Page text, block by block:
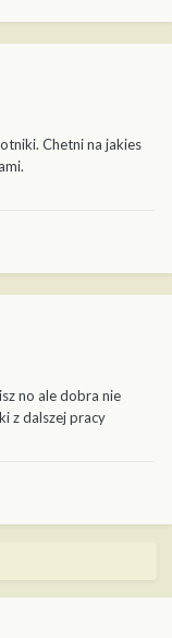
Chetni na jakies
no ale dobra nie
z dalszej pracy